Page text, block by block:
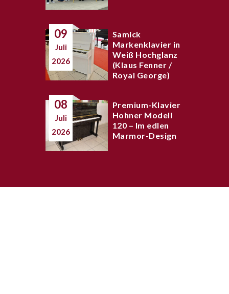
09
Juli
2026
Samick
Markenklavier in
Weiß Hochglanz
(Klaus Fenner /
Royal George)
08
Juli
2026
Premium-Klavier
Hohner Modell
120 – Im edlen
Marmor-Design